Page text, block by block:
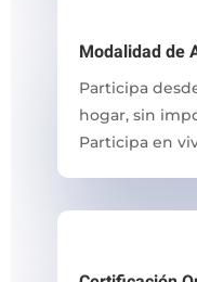
Modalidad de
Participa
hogar, sin
Participa en